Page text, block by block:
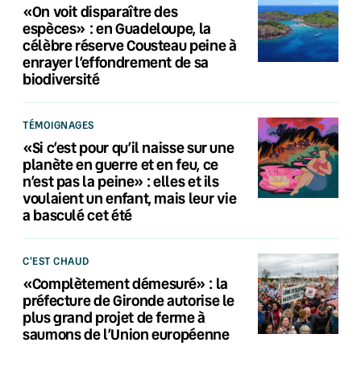
«On voit disparaître des
espèces» : en Guadeloupe, la
célèbre réserve Cousteau peine à
enrayer l’effondrement de sa
biodiversité
TÉMOIGNAGES
«Si c’est pour qu’il naisse sur une
planète en guerre et en feu, ce
n’est pas la peine» : elles et ils
voulaient un enfant, mais leur vie
a basculé cet été
C'EST CHAUD
«Complètement démesuré» : la
préfecture de Gironde autorise le
plus grand projet de ferme à
saumons de l’Union européenne